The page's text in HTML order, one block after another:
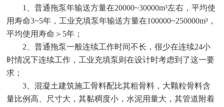
1、普通拖泵年输送方量在20000~30000m³左右，平均使
用寿命3~5年，工业充填泵年输送方量在100000~250000m³，
平均使用寿命＞5年；
2、普通拖泵一般连续工作时间不长，很少在连续24小
时情况下连续工作，工业充填泵则在设计时考虑到了这一要
求；
3、混凝土建筑施工骨料配比其粗骨料，大颗粒骨料含
量比例高、尺寸大，其黏稠度小，水泥用量大，其管道附着